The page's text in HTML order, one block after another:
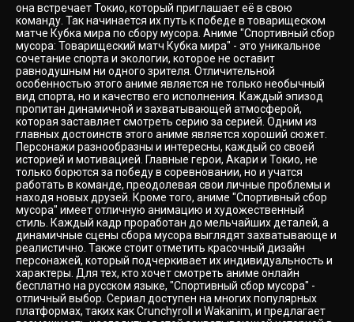
она встречает Токио, который приглашает её в свою
команду. Так начинается их путь к победе в товарищеском
матче Кубка мира по сбору мусора. Аниме "Спортивный сбор
мусора: Товарищеский матч Кубка мира" - это уникальное
сочетание спорта и экологии, которое не оставит
равнодушным ни одного зрителя. Отличительной
особенностью этого аниме является не только необычный
вид спорта, но и качество его исполнения. Каждый эпизод
пропитан динамичной и захватывающей атмосферой,
которая заставляет смотреть серию за серией. Одним из
главных достоинств этого аниме является хороший сюжет.
Персонажи разнообразны и интересны, каждый со своей
историей и мотивацией. Главные герои, Акари и Токио, не
только борются за победу в соревновании, но и учатся
работать в команде, преодолевая свои личные проблемы и
находя новых друзей. Кроме того, аниме "Спортивный сбор
мусора" имеет отличную анимацию и художественный
стиль. Каждый кадр проработан до мельчайших деталей, а
динамичные сцены сбора мусора выглядят захватывающе и
реалистично. Также стоит отметить красочный дизайн
персонажей, который подчеркивает их индивидуальность и
характеры. Для тех, кто хочет смотреть аниме онлайн
бесплатно на русском языке, "Спортивный сбор мусора" -
отличный выбор. Сериал доступен на многих популярных
платформах, таких как Crunchyroll и Wakanim, и предлагает